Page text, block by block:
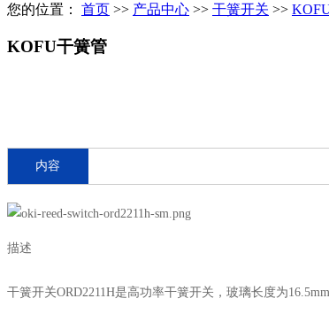
您的位置： 首页 >> 产品中心 >> 干簧开关 >>
KOFU干簧管
内容
描述
干簧开关ORD2211H是高功率干簧开关，玻璃长度为